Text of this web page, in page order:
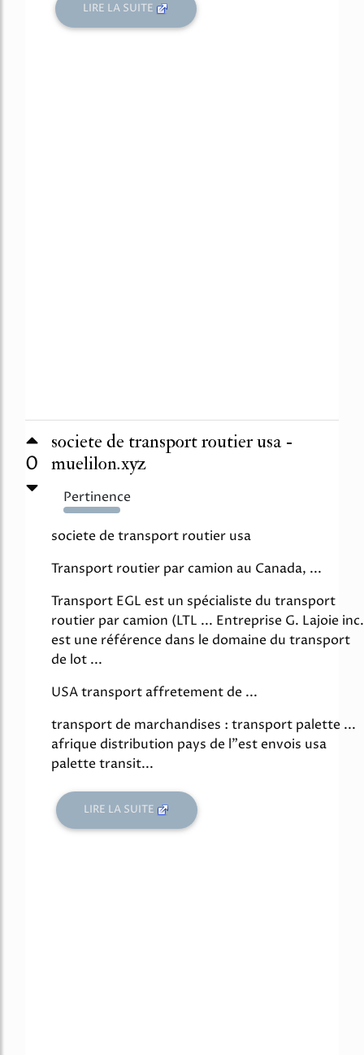
LIRE LA SUITE
0
societe de transport routier usa -
muelilon.xyz
Pertinence
4671%
societe de transport routier usa
Transport routier par camion au Canada, ...
Transport EGL est un spécialiste du transport
routier par camion (LTL ... Entreprise G. Lajoie inc.
est une référence dans le domaine du transport
de lot ...
USA transport affretement de ...
transport de marchandises : transport palette ...
afrique distribution pays de l"est envois usa
palette transit...
LIRE LA SUITE